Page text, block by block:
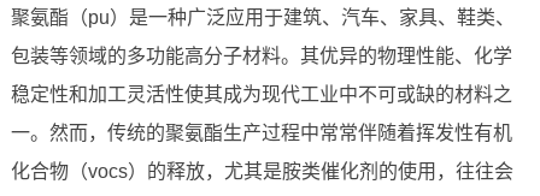
聚氨酯（pu）是一种广泛应用于建筑、汽车、家具、鞋类、
包装等领域的多功能高分子材料。其优异的物理性能、化学
稳定性和加工灵活性使其成为现代工业中不可或缺的材料之
一。然而，传统的聚氨酯生产过程中常常伴随着挥发性有机
化合物（vocs）的释放，尤其是胺类催化剂的使用，往往会